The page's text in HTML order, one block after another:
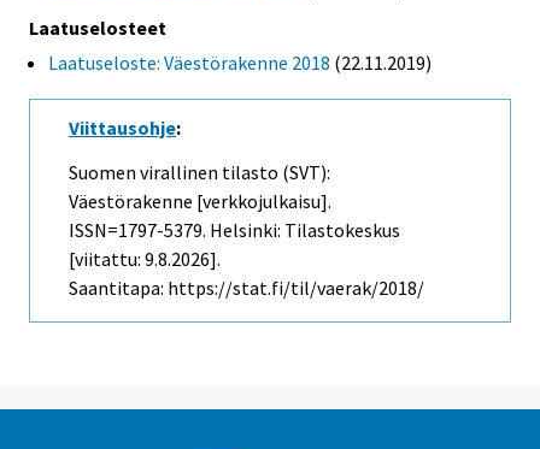
Laatuselosteet
Laatuseloste: Väestörakenne 2018 (22.11.2019)
Viittausohje:
Suomen virallinen tilasto (SVT):
Väestörakenne [verkkojulkaisu].
ISSN=1797-5379. Helsinki: Tilastokeskus
[viitattu: 9.8.2026].
Saantitapa: https://stat.fi/til/vaerak/2018/